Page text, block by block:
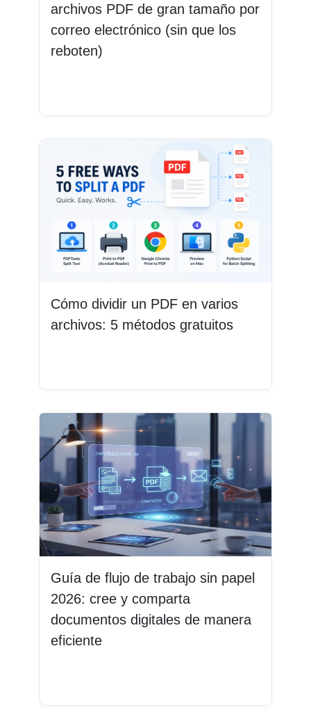
archivos PDF de gran tamaño por
correo electrónico (sin que los
reboten)
Cómo dividir un PDF en varios
archivos: 5 métodos gratuitos
Guía de flujo de trabajo sin papel
2026: cree y comparta
documentos digitales de manera
eficiente